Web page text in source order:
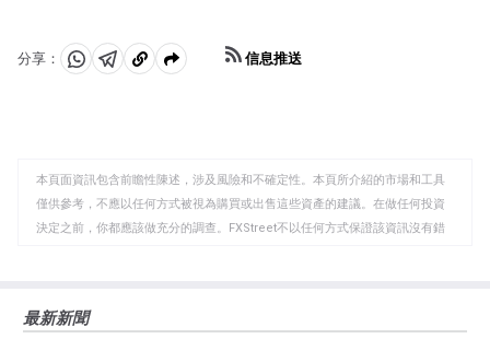
分享：
分 分 複
板
信息推送
本頁面資訊包含前瞻性陳述，涉及風險和不確定性。本頁所介紹的市場和工具
僅供參考，不應以任何方式被視為購買或出售這些資產的建議。在做任何投資
決定之前，你都應該做充分的調查。FXStreet不以任何方式保證該資訊沒有錯
觀點，並不代表FXStreet或其廣告商的官方政策或立場。作者不對本頁連結的
最新新聞